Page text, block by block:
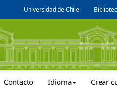
Universidad de Chile
Contacto Idioma Crear